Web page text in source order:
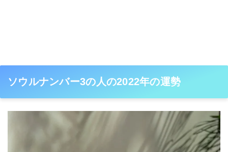
ソウルナンバー3の人の2022年の運勢